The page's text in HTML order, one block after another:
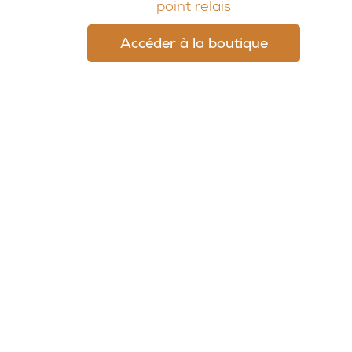
point relais
Accéder à la boutique